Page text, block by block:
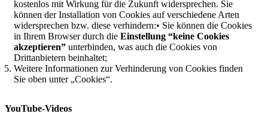
kostenlos mit Wirkung für die Zukunft widersprechen. Sie
können der Installation von Cookies auf verschiedene Arten
widersprechen bzw. diese verhindern:• Sie können die Cookies
in Ihrem Browser durch die Einstellung “keine Cookies
akzeptieren” unterbinden, was auch die Cookies von
Drittanbietern beinhaltet;
Weitere Informationen zur Verhinderung von Cookies finden
Sie oben unter „Cookies“.
YouTube-Videos